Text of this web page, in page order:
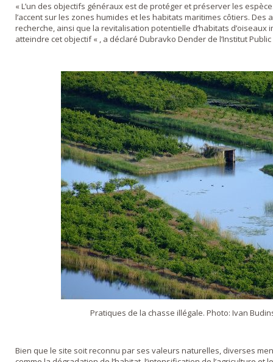
« L’un des objectifs généraux est de protéger et préserver les
l’accent sur les zones humides et les habitats maritimes côtiers. Des
recherche, ainsi que la revitalisation potentielle d’habitats
atteindre cet objectif « , a déclaré Dubravko Dender de l’Institut
Pratiques de la chasse illégale. Photo: Ivan
Bien que le site soit reconnu par ses valeurs naturelles, diverses